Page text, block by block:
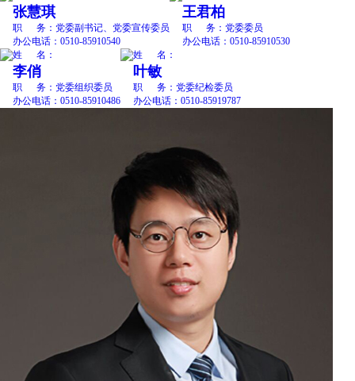
张慧琪
职 务： 党委副书记、党委宣传委员
办公电话： 0510-85910540
王君柏
职 务： 党委委员
办公电话： 0510-85910530
姓 名：
李俏
职 务： 党委组织委员
办公电话： 0510-85910486
姓 名：
叶敏
职 务： 党委纪检委员
办公电话： 0510-85919787